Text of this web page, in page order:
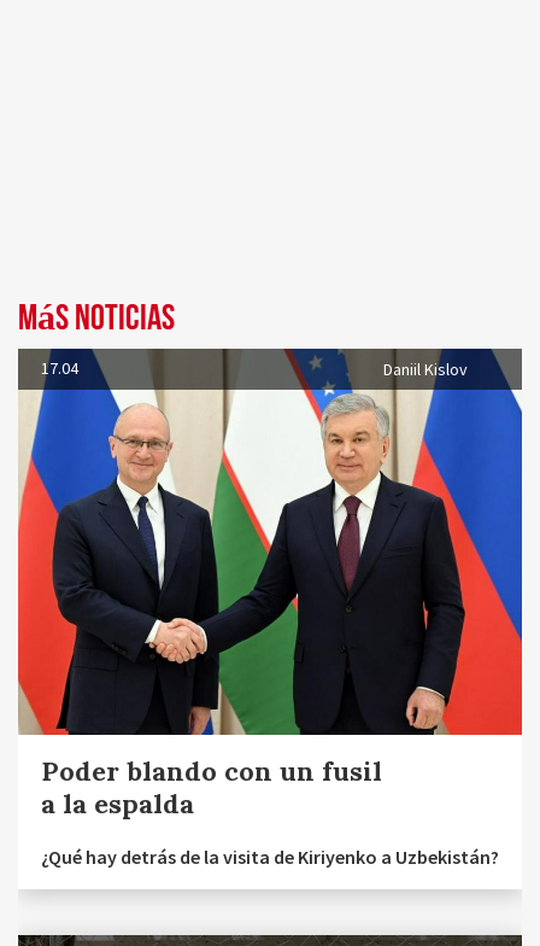
Más noticias
17.04 Daniil Kislov
Poder blando con un fusil
a la espalda
¿Qué hay detrás de la visita de Kiriyenko a Uzbekistán?